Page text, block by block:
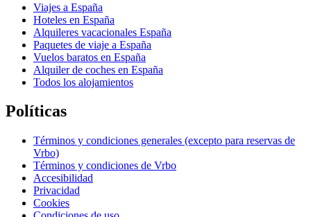
Viajes a España
Hoteles en España
Alquileres vacacionales España
Paquetes de viaje a España
Vuelos baratos en España
Alquiler de coches en España
Todos los alojamientos
Políticas
Términos y condiciones generales (excepto para reservas de
Vrbo)
Términos y condiciones de Vrbo
Accesibilidad
Privacidad
Cookies